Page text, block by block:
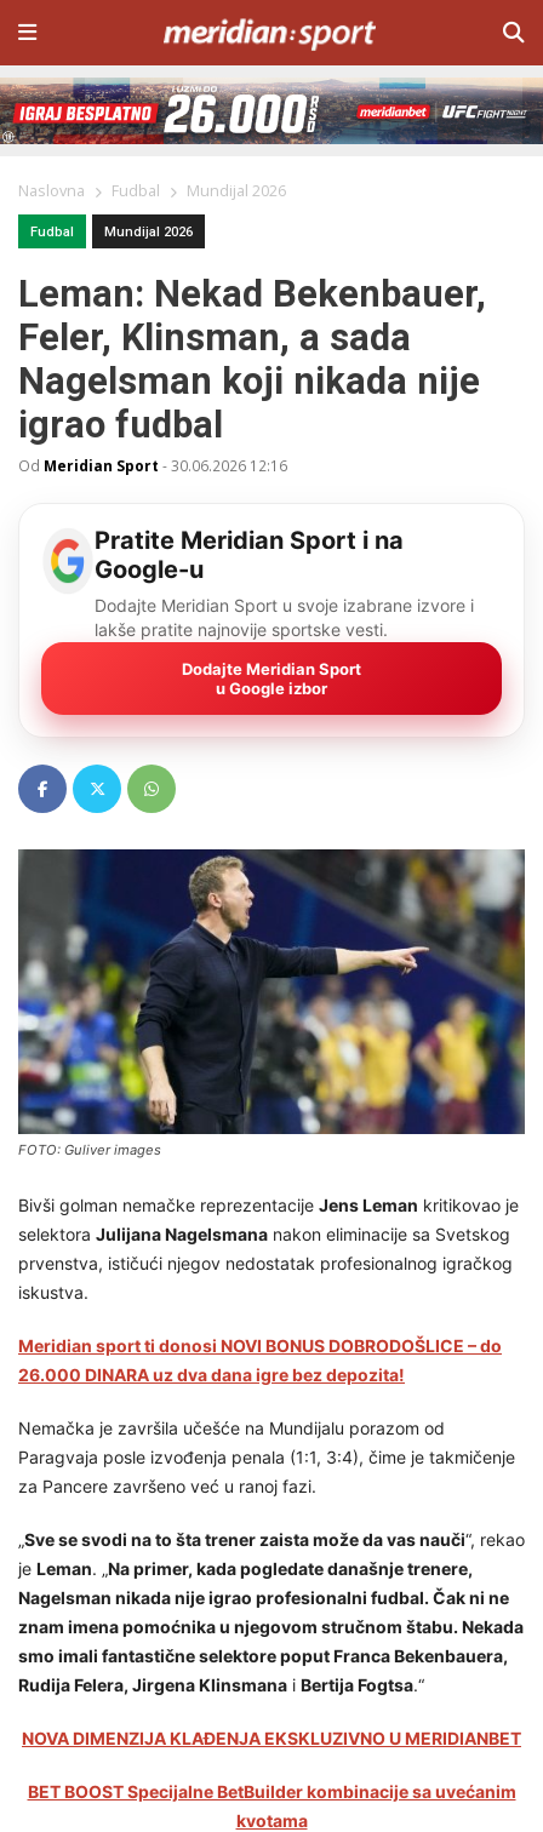
Naslovna Fudbal Mundijal 2026
Fudbal Mundijal 2026
Leman: Nekad Bekenbauer,
Feler, Klinsman, a sada
Nagelsman koji nikada nije
igrao fudbal
Od Meridian Sport -30.06.2026 12:16
Pratite Meridian Sport i na
Google-u
Dodajte Meridian Sport u svoje izabrane izvore i
lakše pratite najnovije sportske vesti.
Dodajte Meridian Sport
u Google izbor
FOTO: Guliver images
Bivši golman nemačke reprezentacije Jens Leman kritikovao je
selektora Julijana Nagelsmana nakon eliminacije sa Svetskog
prvenstva, ističući njegov nedostatak profesionalnog igračkog
iskustva.
Meridian sport ti donosi NOVI BONUS DOBRODOŠLICE – do
26.000 DINARA uz dva dana igre bez depozita!
Nemačka je završila učešće na Mundijalu porazom od
Paragvaja posle izvođenja penala (1:1, 3:4), čime je takmičenje
za Pancere završeno već u ranoj fazi.
„Sve se svodi na to šta trener zaista može da vas nauči“, rekao
je Leman. „Na primer, kada pogledate današnje trenere,
Nagelsman nikada nije igrao profesionalni fudbal. Čak ni ne
znam imena pomoćnika u njegovom stručnom štabu. Nekada
smo imali fantastične selektore poput Franca Bekenbauera,
Rudija Felera, Jirgena Klinsmana i Bertija Fogtsa.“
NOVA DIMENZIJA KLAĐENJA EKSKLUZIVNO U MERIDIANBET
BET BOOST Specijalne BetBuilder kombinacije sa uvećanim
kvotama